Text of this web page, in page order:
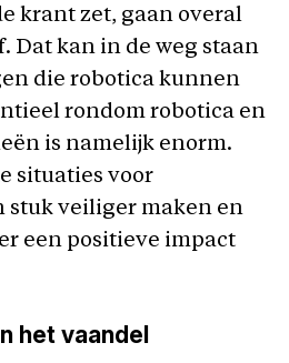
krant zet, gaan overal
Dat kan in de weg staan
die robotica kunnen
rondom robotica en
is namelijk enorm.
situaties voor
stuk veiliger maken en
een positieve impact
het vaandel